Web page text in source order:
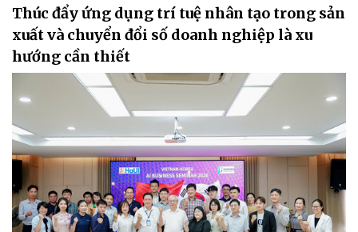
Thúc đẩy ứng dụng trí tuệ nhân tạo trong sản
xuất và chuyển đổi số doanh nghiệp là xu
hướng cần thiết